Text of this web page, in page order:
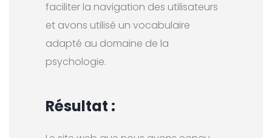
faciliter la navigation des utilisateurs
et avons utilisé un vocabulaire
adapté au domaine de la
psychologie.
Résultat :